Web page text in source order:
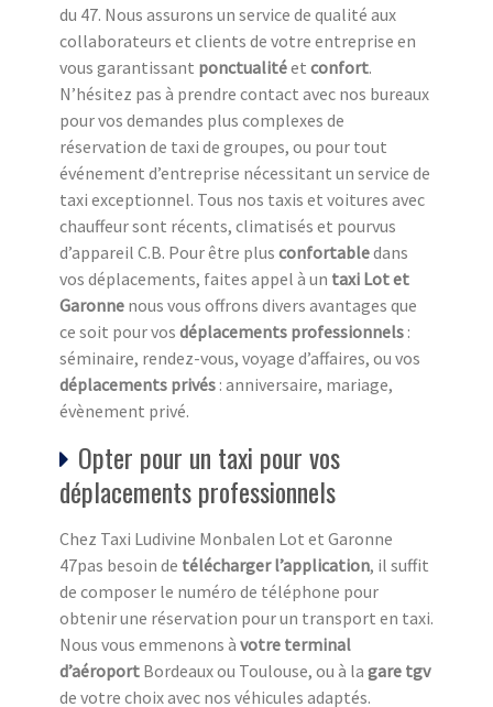
du 47. Nous assurons un service de qualité aux
collaborateurs et clients de votre entreprise en
vous garantissant ponctualitéet confort.
N’hésitez pas à prendre contact avec nos bureaux
pour vos demandes plus complexes de
réservation de taxi de groupes, ou pour tout
événement d’entreprise nécessitant un service de
taxi exceptionnel. Tous nos taxis et voitures avec
chauffeur sont récents, climatisés et pourvus
d’appareil C.B. Pour être plus confortabledans
vos déplacements, faites appel à un taxi Lot et
Garonne nous vous offrons divers avantages que
ce soit pour vos déplacements professionnels :
séminaire, rendez-vous, voyage d’affaires, ou vos
déplacements privés : anniversaire, mariage,
évènement privé.
Opter pour un taxi pour vos
déplacements professionnels
Chez Taxi Ludivine Monbalen Lot et Garonne
47pas besoin de télécharger l’application, il suffit
de composer le numéro de téléphone pour
obtenir une réservation pour un transport en taxi.
Nous vous emmenons à votre terminal
d’aéroport Bordeaux ou Toulouse, ou à la gare tgv
de votre choix avec nos véhicules adaptés.